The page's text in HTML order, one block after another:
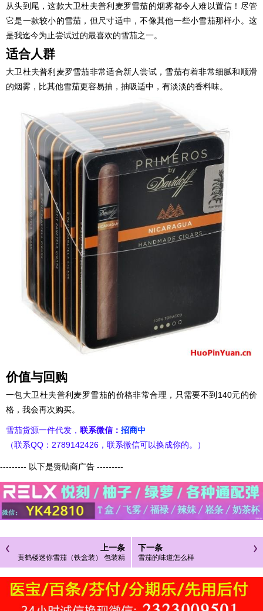
从头到尾，这款大卫杜夫普利麦罗雪茄的烟雾都令人难以置信！尽管
它是一款较小的雪茄，但尺寸适中，不像其他一些小雪茄那样小。这
是我迄今为止尝试过的最喜欢的雪茄之一。
适合人群
大卫杜夫普利麦罗雪茄非常适合新人尝试，雪茄有着非常细腻和顺滑
的烟雾，比其他雪茄更容易抽，抽吸适中，有淡淡的香料味。
价值与回购
一包大卫杜夫普利麦罗雪茄的价格非常合理，只需要不到140元的价
格，我会再次购买。
雪茄货源一件代发， 联系微信： 招商中
（联系QQ：2789142426，联系微信可以换成你的。）
--------- 以下是赞助商广告 ---------
上一条
黄鹤楼迷你雪茄（铁盒装） 包装精
美
下一条
雪茄的味道怎么样